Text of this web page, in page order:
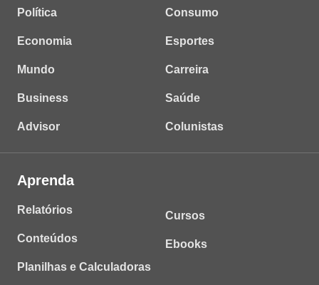
Política
Economia
Mundo
Business
Advisor
Consumo
Esportes
Carreira
Saúde
Colunistas
Aprenda
Relatórios
Conteúdos
Planilhas e Calculadoras
Cursos
Ebooks